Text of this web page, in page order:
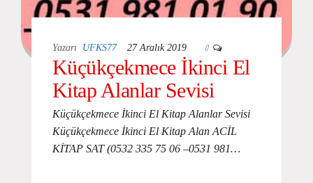
Yazarı UFKS77 27 Aralık 2019 0
Küçükçekmece İkinci El
Kitap Alanlar Sevisi
Küçükçekmece İkinci El Kitap Alanlar Sevisi
Küçükçekmece İkinci El Kitap Alan ACİL
KİTAP SAT (0532 335 75 06 –0531 981…